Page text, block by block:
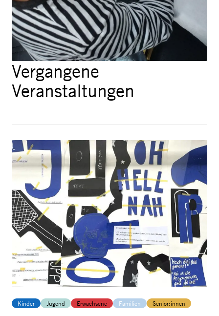
Vergangene
Veranstaltungen
Kinder Jugend Erwachsene Familien Senior:innen